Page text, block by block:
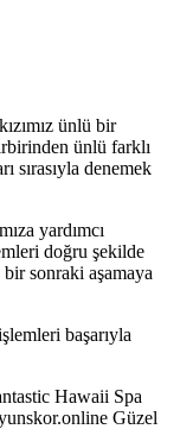
ünlü bir
ünlü farklı
sırasıyla denemek
yardımcı
doğru şekilde
sonraki aşamaya
başarıyla
Hawaii Spa
Güzel